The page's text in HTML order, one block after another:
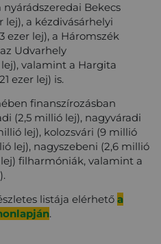
Bekecs
a kézdivásárhelyi
ezer lej), a Háromszék
Udvarhely
valamint a Hargita
ezer lej) is.
finanszírozásban
(2,5 millió lej), nagyváradi
lej), kolozsvári (9 millió
lej), nagyszebeni (2,6 millió
filharmóniák, valamint a
listája elérhető a
.